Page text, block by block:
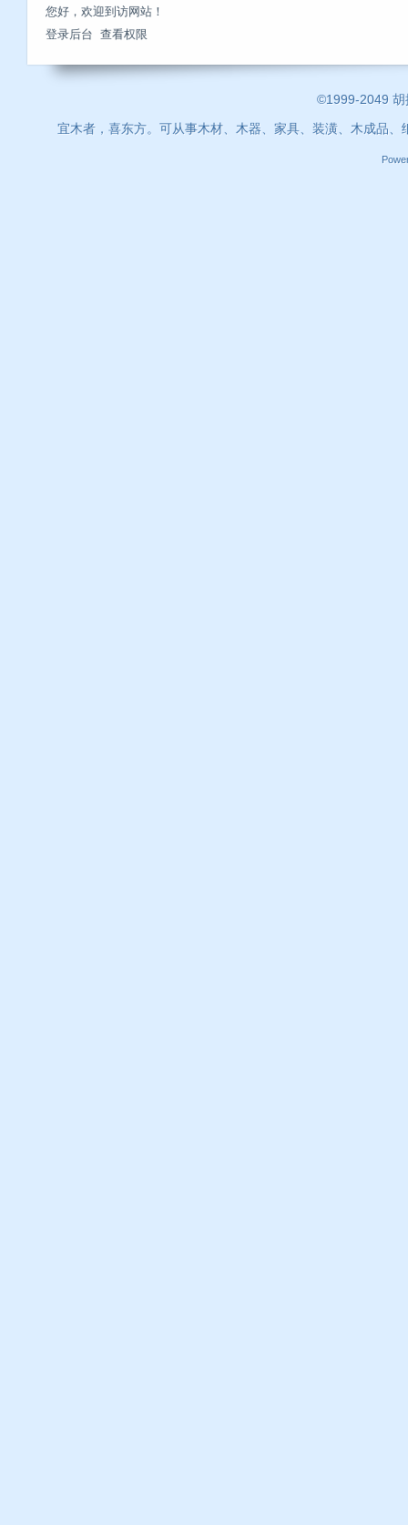
您好，欢迎到访网站！
登录后台
查看权限
©1999-2049 胡
宜木者，喜东方。可从事木材、木器、家具、装潢、木成品